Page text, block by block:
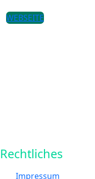
WEBSEITE
Rechtliches
Impressum